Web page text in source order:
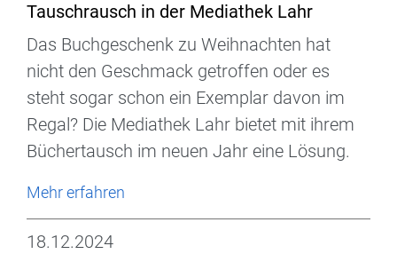
Tauschrausch in der Mediathek Lahr
Das Buchgeschenk zu Weihnachten hat
nicht den Geschmack getroffen oder es
steht sogar schon ein Exemplar davon im
Regal? Die Mediathek Lahr bietet mit ihrem
Büchertausch im neuen Jahr eine Lösung.
Mehr erfahren
18.12.2024